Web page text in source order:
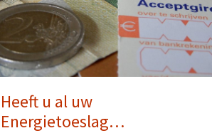
Heeft u al uw
Energietoeslag…